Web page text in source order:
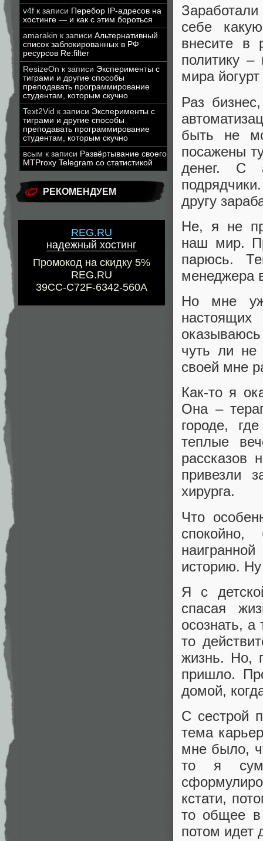
v4f к записи Перебор IP-адресов на
хостинге — и как с этим бороться
amarakin к записи Альтернативный
список заблокированных в РФ
ресурсов Re:filter
ResizeOn к записи Эксперименты с
тиграми и другие способы
преподавать программирование
студентам, которым скучно
Text2Vid к записи Эксперименты с
тиграми и другие способы
преподавать программирование
студентам, которым скучно
всым к записи Развёртывание своего
MTProxy Telegram со статистикой
РЕКОМЕНДУЕМ
REG.RU
надежный хостинг
Промокод на скидку 5%
REG.RU
39CC-C72F-6342-560A
себе
внесите в
политику –
мира
Раз
быть не
посажены
денег. С
другу
Не, я не
наш мир.
парюсь.
менеджера
Но мне
чуть ли не
своей мне
Как-то я
Она –
городе,
теплые
рассказов
привезли
хирурга.
Что
историю.
Я с
спасая
осознать, а
то
жизнь. Но,
пришло.
домой,
С сестрой
тема
мне было,
то я
кстати,
то общее
потом идет